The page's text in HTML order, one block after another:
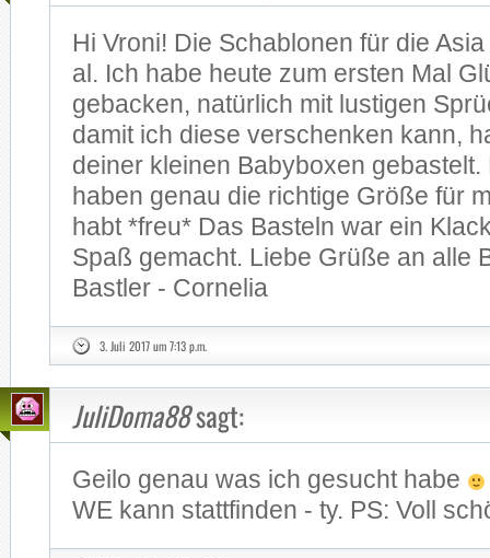
Hi Vro­ni! Die Scha­blo­nen für die
al. Ich habe heu­te zum ers­ten Mal
ge­ba­cken, na­tür­lich mit lus­ti­gen
da­mit ich die­se ver­schen­ken kann,
dei­ner klei­nen Ba­by­bo­xen
ha­ben ge­nau die rich­ti­ge Grö­ße für
habt *freu* Das Bas­teln war ein
Spaß ge­macht. Lie­be Grü­ße an alle
Bast­ler - Cor­ne­lia
3. Juli 2017 um 7:13 p.m.
JuliDoma88sagt:
Gei­lo ge­nau was ich ge­sucht habe
WE kann statt­fin­den - ty. PS: Voll